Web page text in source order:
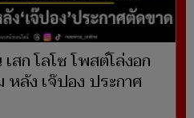
สก โลโซ โพสต์โล่งอก
ลัง เจ๊ปอง ประกาศ